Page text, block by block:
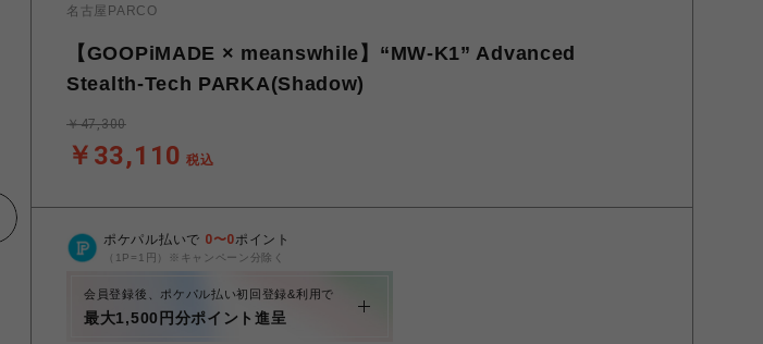
名古屋PARCO
【GOOPiMADE × meanswhile】“MW-K1” Advanced
Stealth-Tech PARKA(Shadow)
￥33,110 税込
￥47,300
ポケパル払いで 0〜0ポイント
（1P=1円）※キャンペーン分除く
会員登録後、ポケパル払い初回登録&利用で
最大1,500円分ポイント進呈